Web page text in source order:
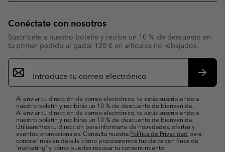
Conéctate con nosotros
Suscríbete a nuestro boletín y recibe un 10 % de descuento en
tu primer pedido al gastar 120 € en artículos no rebajados.
Suscripción
de
correo
Al enviar tu dirección de correo electrónico, te estás suscribiendo a
nuestro boletín y recibirás un 10 % de descuento de bienvenida.
Al enviar tu dirección de correo electrónico, te estás suscribiendo a
nuestro boletín y recibirás un 10 % de descuento de bienvenida.
Utilizaremos tu dirección para informarte de novedades, ofertas y
eventos promocionales. Consulta nuestra Política de Privacidad para
conocer más en detalle cómo procesaremos tus datos con fines de
’marketing’ y cómo puedes revocar tu consentimiento.